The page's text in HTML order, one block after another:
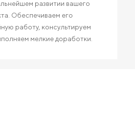
развитии вашего
Обеспечиваем его
работу, консультируем
мелкие доработки.